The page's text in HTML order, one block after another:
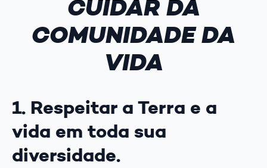
CUIDAR DA
COMUNIDADE DA
VIDA
1. Respeitar a Terra e a
vida em toda sua
diversidade.